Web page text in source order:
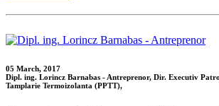
05 March, 2017
Dipl. ing. Lorincz Barnabas - Antreprenor, Dir. Executiv
Tamplarie Termoizolanta (PPTT),